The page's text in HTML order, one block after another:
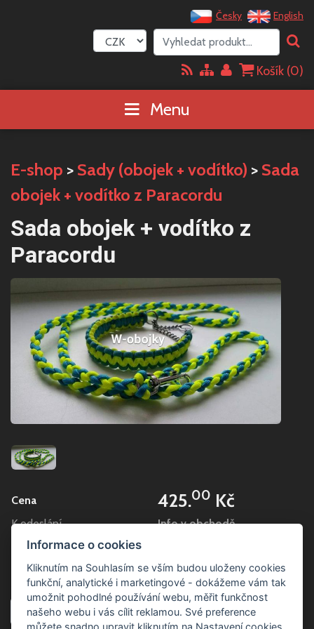
Česky English
Košík (0)
Menu
E-shop > Sady (obojek + vodítko) > Sada
obojek + vodítko z Paracordu
Sada obojek + vodítko z
Paracordu
Cena 425.00 Kč
K odeslání
Info v obchodě
Skladové číslo
Sdílet
ks
Informace o cookies
Kliknutím na Souhlasím se vším budou uloženy cookies
funkční, analytické i marketingové - dokážeme vám tak
umožnit pohodlné používání webu, měřit funkčnost
našeho webu i vás cílit reklamou. Své preference
můžete snadno upravit kliknutím na Nastavení cookies.